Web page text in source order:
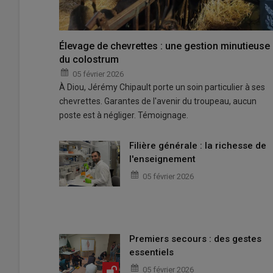
Élevage de chevrettes : une gestion minutieuse
du colostrum
05 février 2026
À Diou, Jérémy Chipault porte un soin particulier à ses
chevrettes. Garantes de l'avenir du troupeau, aucun
poste est à négliger. Témoignage.
Filière générale : la richesse de
l'enseignement
05 février 2026
Premiers secours : des gestes
essentiels
05 février 2026